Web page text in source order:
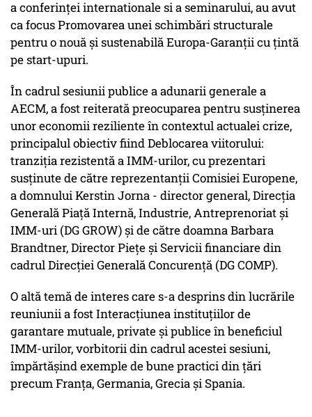
a conferinței internationale si a seminarului, au avut
ca focus Promovarea unei schimbări structurale
pentru o nouă și sustenabilă Europa-Garanții cu țintă
pe start-upuri.
În cadrul sesiunii publice a adunarii generale a
AECM, a fost reiterată preocuparea pentru susținerea
unor economii reziliente în contextul actualei crize,
principalul obiectiv fiind Deblocarea viitorului:
tranziția rezistentă a IMM-urilor, cu prezentari
susținute de către reprezentanții Comisiei Europene,
a domnului Kerstin Jorna - director general, Direcția
Generală Piață Internă, Industrie, Antreprenoriat și
IMM-uri (DG GROW) și de către doamna Barbara
Brandtner, Director Piețe și Servicii financiare din
cadrul Direcției Generală Concurență (DG COMP).
O altă temă de interes care s-a desprins din lucrările
reuniunii a fost Interacțiunea instituțiilor de
garantare mutuale, private și publice în beneficiul
IMM-urilor, vorbitorii din cadrul acestei sesiuni,
împărtășind exemple de bune practici din țări
precum Franța, Germania, Grecia și Spania.